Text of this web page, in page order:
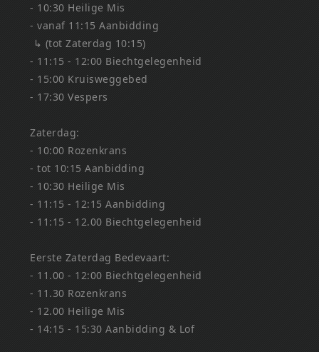
- 10:30 Heilige Mis
- vanaf 11:15 Aanbidding
↳ (tot Zaterdag 10:15)
- 11:15 - 12:00 Biechtgelegenheid
- 15:00 Kruisweggebed
- 17:30 Vespers
Zaterdag:
- 10:00 Rozenkrans
- tot 10:15 Aanbidding
- 10:30 Heilige Mis
- 11:15 - 12:15 Aanbidding
- 11:15 - 12.00 Biechtgelegenheid
Eerste Zaterdag Bedevaart:
- 11.00 - 12:00 Biechtgelegenheid
- 11.30 Rozenkrans
- 12.00 Heilige Mis
- 14:15 - 15:30 Aanbidding & Lof